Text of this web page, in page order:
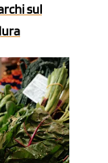
sul